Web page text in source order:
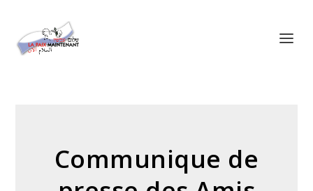
Communique de